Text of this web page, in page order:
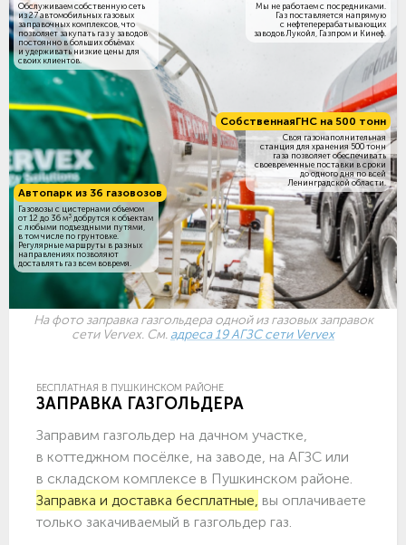
СобственнаяГНС на 500 тонн
Своя газонаполнительная
станция для хранения 500 тонн
газа позволяет обеспечивать
своевременные поставки в сроки
до одного дня по всей
Ленинградской области.
Обслуживаем собственную сеть
из 27 автомобильных газовых
заправочных комплексов, что
позволяет закупать газ у заводов
постоянно в больших объёмах
и удерживать низкие цены для
своих клиентов.
Мы не работаем с посредниками.
Газ поставляется напрямую
с нефтеперерабатывающих
заводов Лукойл, Газпром и Кинеф.
Автопарк из 36 газовозов
Газовозы с цистернами объемом
от 12 до 36 м3 добрутся к объектам
c любыми подъездными путями,
в том числе по грунтовке.
Регулярные маршруты в разных
направлениях позволяют
доставлять газ всем вовремя.
На фото заправка газгольдера одной из газовых заправок
сети Vervex. См. адреса 19 АГЗС сети Vervex
БЕСПЛАТНАЯ В ПУШКИНСКОМ РАЙОНЕ
ЗАПРАВКА ГАЗГОЛЬДЕРА
Заправим газгольдер на дачном участке,
в коттеджном посёлке, на заводе, на АГЗС или
в складском комплексе в Пушкинском районе.
Заправка и доставка бесплатные, вы оплачиваете
только закачиваемый в газгольдер газ.